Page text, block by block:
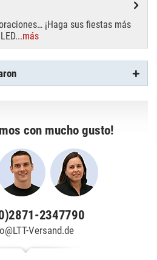
¡Haga sus fiestas más
más
con mucho gusto!
2347790
Versand.de